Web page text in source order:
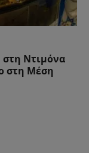
στη Ντιμόνα
στη Μέση